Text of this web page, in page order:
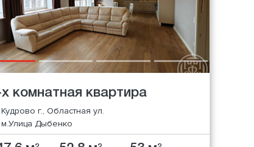
комнатная квартира
Кудрово г., Областная ул.
м.Улица Дыбенко